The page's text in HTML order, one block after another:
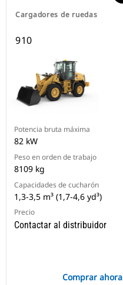
Cargadores de ruedas
910
Potencia bruta máxima
82 kW
Peso en orden de trabajo
8109 kg
Capacidades de cucharón
1,3-3,5 m³ (1,7-4,6 yd³)
Precio
Contactar al distribuidor
Comprar ahora